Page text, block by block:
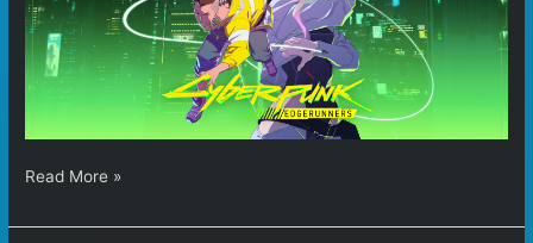
Cyberpunk
Read More »